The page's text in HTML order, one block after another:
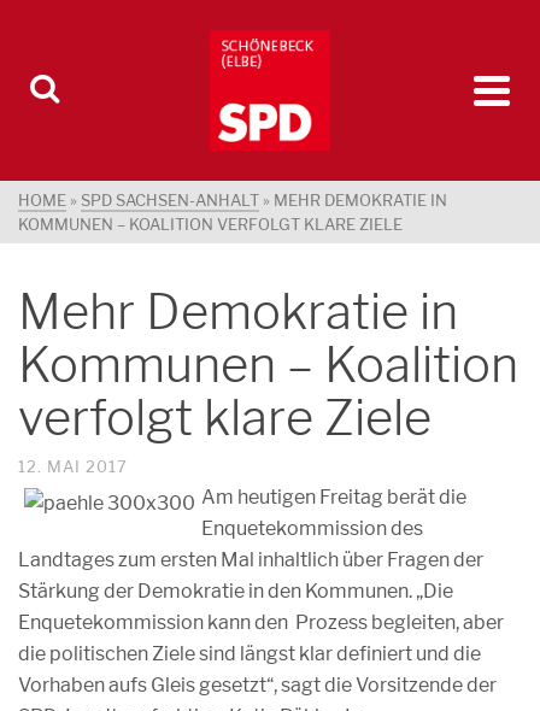
HOME » SPD SACHSEN-ANHALT » MEHR DEMOKRATIE IN
KOMMUNEN – KOALITION VERFOLGT KLARE ZIELE
Mehr Demokratie in
Kommunen – Koalition
verfolgt klare Ziele
12. MAI 2017
Am heutigen Freitag berät die
Enquetekommission des
Landtages zum ersten Mal inhaltlich über Fragen der
Stärkung der Demokratie in den Kommunen. „Die
Enquetekommission kann den Prozess begleiten, aber
die politischen Ziele sind längst klar definiert und die
Vorhaben aufs Gleis gesetzt“, sagt die Vorsitzende der